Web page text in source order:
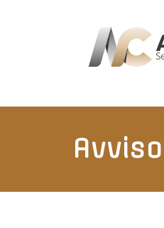
Avviso